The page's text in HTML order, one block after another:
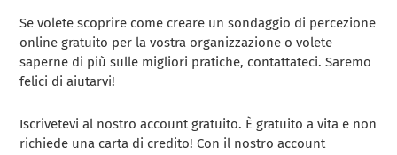
Se volete scoprire come creare un sondaggio di percezione
online gratuito per la vostra organizzazione o volete
saperne di più sulle migliori pratiche, contattateci. Saremo
felici di aiutarvi!
Iscrivetevi al nostro account gratuito. È gratuito a vita e non
richiede una carta di credito! Con il nostro account